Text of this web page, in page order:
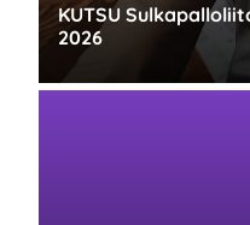
KUTSU
2026